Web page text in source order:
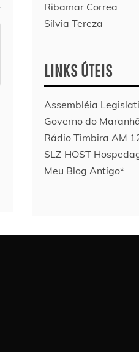
Ribamar Correa
Silvia Tereza
LINKS ÚTEIS
Assembléia
Governo do
Rádio Timbira AM
SLZ HOST
Meu Blog Antigo*